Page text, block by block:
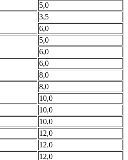
5,0
3,5
6,0
5,0
6,0
6,0
8,0
8,0
10,0
10,0
10,0
12,0
12,0
12,0